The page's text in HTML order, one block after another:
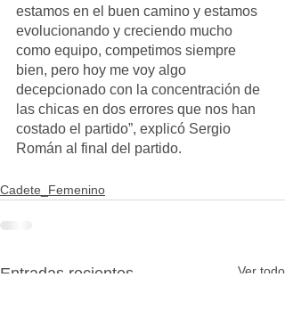
estamos en el buen camino y estamos
evolucionando y creciendo mucho
como equipo, competimos siempre
bien, pero hoy me voy algo
decepcionado con la concentración de
las chicas en dos errores que nos han
costado el partido”, explicó Sergio
Román al final del partido.
Cadete_Femenino
Entradas recientes Ver todo